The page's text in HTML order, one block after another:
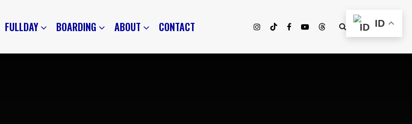
FULLDAY BOARDING ABOUT CONTACT ID